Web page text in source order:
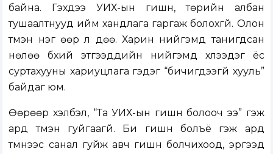
байна. Гэхдээ УИХ-ын гишүүн, төрийн албан
тушаалтнууд ийм хандлага гаргаж болохгүй. Олон
түмэн нэг өөр л дөө. Харин нийгэмд танигдсан
нөлөө бүхий этгээдүүдийн нийгэмд хүлээдэг ёс
суртахууны хариуцлага гэдэг “бичигдээгүй хууль”
байдаг юм.
Өөрөөр хэлбэл, “Та УИХ-ын гишүүн болооч ээ” гэж
ард түмэн гуйгаагүй. Би гишүүн болъё гэж ард
түмнээс санал гуйж авч гишүүн болчихоод, эргээд